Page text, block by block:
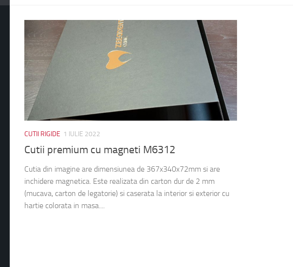
CUTII RIGIDE 1 IULIE 2022
Cutii premium cu magneti M6312
Cutia din imagine are dimensiunea de 367x340x72mm si are
inchidere magnetica. Este realizata din carton dur de 2 mm
(mucava, carton de legatorie) si caserata la interior si exterior cu
hartie colorata in masa....